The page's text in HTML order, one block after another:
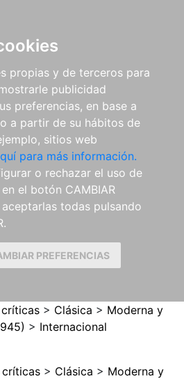
propias y de terceros para
publicidad
preferencias, en base a
a partir de su hábitos de
sitios web
para más información.
o rechazar el uso de
el botón CAMBIAR
aceptarlas todas pulsando
PREFERENCIAS
> Clásica > Moderna y
> Internacional
> Clásica > Moderna y